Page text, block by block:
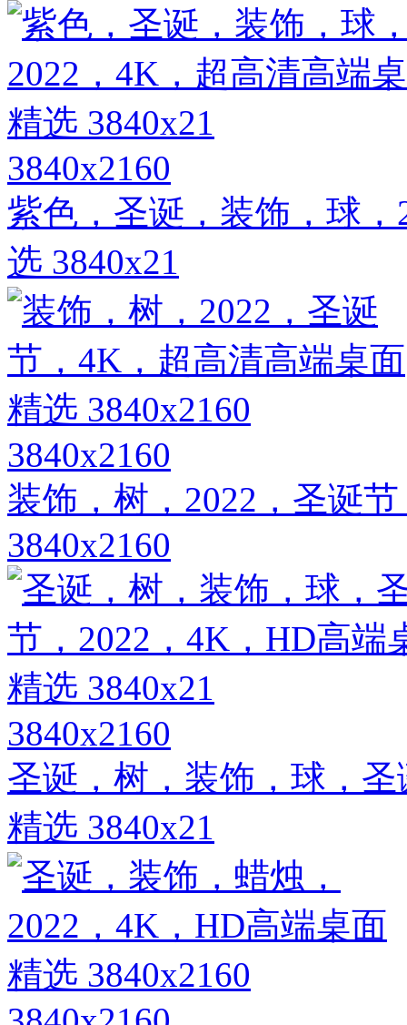
3840x2160
紫色，圣诞，装饰，球
选 3840x21
3840x2160
装饰，树，2022，圣诞
3840x2160
3840x2160
圣诞，树，装饰，球，
精选 3840x21